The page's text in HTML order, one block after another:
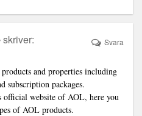
skriver:
and properties including
subscription packages.
official website of AOL, here you
of AOL products.
Svara